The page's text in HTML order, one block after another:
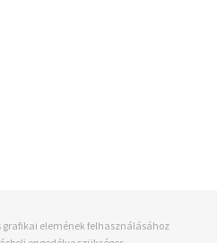
elemének felhasználásához